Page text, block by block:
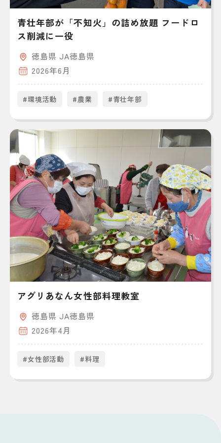
青壮年部が「不知火」の詰め放題 フードロ
ス削減に一役
徳島県 JA徳島県
2026年6月
#環境活動 #農業 #青壮年部
アグリあなん女性部料理教室
徳島県 JA徳島県
2026年4月
#女性部活動 #料理